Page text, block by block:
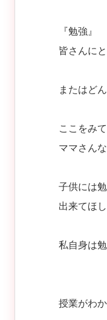
『勉強』
皆さんに
またはど
ここをみ
ママさん
子供には
出来てほ
私自身は
授業がわ